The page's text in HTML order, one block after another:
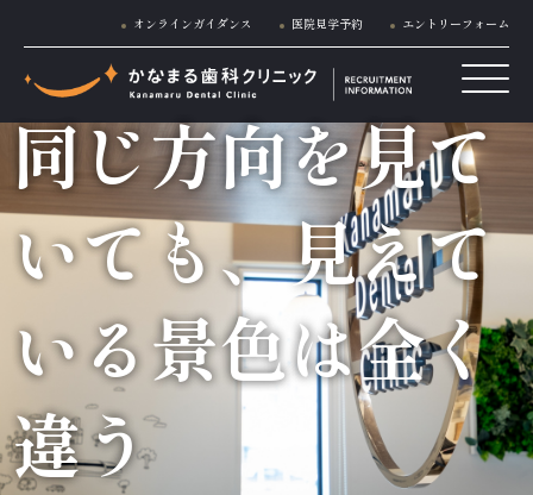
オンラインガイダンス 医院見学予約 エントリーフォーム
同じ方向を見て
いても、見えて
いる景色は全く
違う